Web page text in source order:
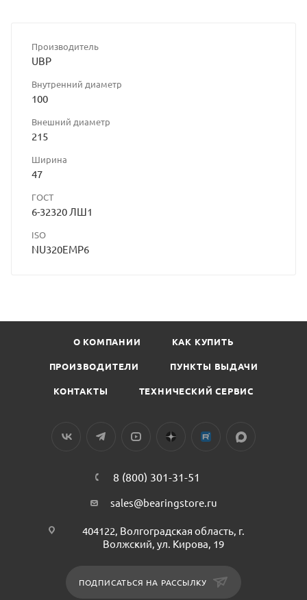
Производитель
UBP
Внутренний диаметр
100
Внешний диаметр
215
Ширина
47
ГОСТ
6-32320 ЛШ1
ISO
NU320EMP6
О КОМПАНИИ КАК КУПИТЬ
ПРОИЗВОДИТЕЛИ ПУНКТЫ ВЫДАЧИ
КОНТАКТЫ ТЕХНИЧЕСКИЙ СЕРВИС
8 (800) 301-31-51
sales@bearingstore.ru
404122, Волгоградская область, г.
Волжский, ул. Кирова, 19
ПОДПИСАТЬСЯ НА РАССЫЛКУ